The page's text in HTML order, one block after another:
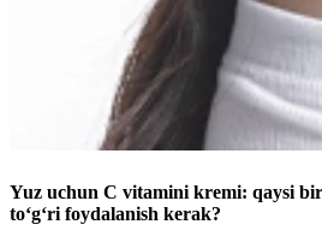
Yuz uchun C vitamini kremi: qaysi
to‘g‘ri foydalanish kerak?